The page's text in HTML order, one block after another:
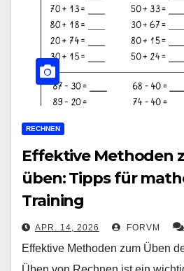
RECHNEN
Effektive Methoden
üben: Tipps für
Training
APR. 14, 2026 FORVM
Effektive Methoden zum Üben